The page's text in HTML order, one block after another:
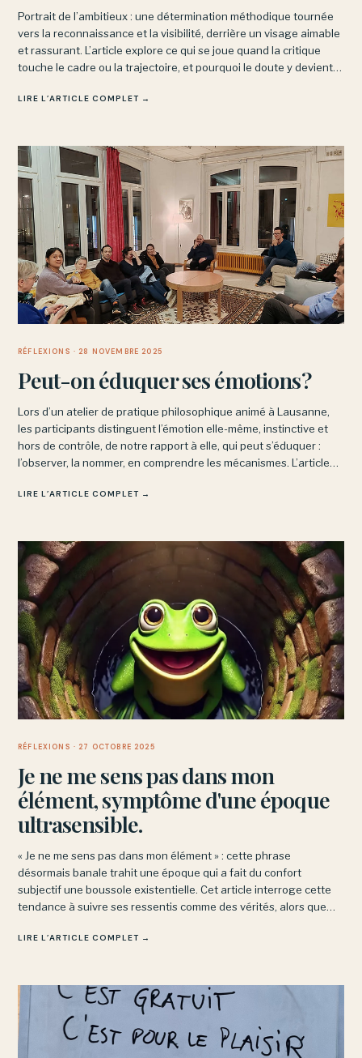
Portrait de l’ambitieux : une détermination méthodique tournée
vers la reconnaissance et la visibilité, derrière un visage aimable
et rassurant. L’article explore ce qui se joue quand la critique
touche le cadre ou la trajectoire, et pourquoi le doute y devient
LIRE L’ARTICLE COMPLET →
RÉFLEXIONS · 28 NOVEMBRE 2025
Peut-on éduquer ses émotions?
Lors d’un atelier de pratique philosophique animé à Lausanne,
les participants distinguent l’émotion elle-même, instinctive et
hors de contrôle, de notre rapport à elle, qui peut s’éduquer :
l’observer, la nommer, en comprendre les mécanismes. L’article
LIRE L’ARTICLE COMPLET →
RÉFLEXIONS · 27 OCTOBRE 2025
Je ne me sens pas dans mon
élément, symptôme d'une époque
ultrasensible.
« Je ne me sens pas dans mon élément » : cette phrase
désormais banale trahit une époque qui a fait du confort
subjectif une boussole existentielle. Cet article interroge cette
tendance à suivre ses ressentis comme des vérités, alors que
LIRE L’ARTICLE COMPLET →